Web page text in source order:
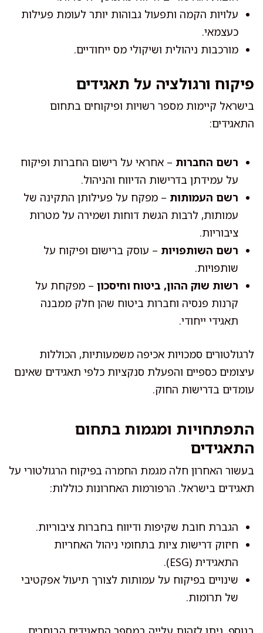
עלויות הקמה ותפעול גבוהות יותר לעומת פעילות
כעצמאי.
מורכבות ניהולית ושיקולי מס ייחודיים.
פיקוח ורגולציה על תאגידים
בישראל קיימות מספר רשויות ופיקוחים בתחום
התאגידים:
רשם החברות – אחראי על רישום החברות ופיקוח
על עמידתן בדרישות הדיווח והניהול.
רשם העמותות – מפקח על פעילותן התקינה של
עמותות, לרבות הגשת דוחות ושמירה על מטרות
ציבוריות.
רשם השותפויות – עוסק ברישום ופיקוח על
שותפויות.
רשות שוק ההון, ביטוח וחיסכון – מפקחת על
קרנות פנסיה וחברות ביטוח שהן חלק ממבנה
תאגידי ייחודי.
לרגולטורים סמכויות אכיפה משמעותיות, הכוללות
עיצומים כספיים והפעלת סנקציות כלפי תאגידים שאינם
עומדים בדרישות החוק.
התפתחויות ומגמות בתחום
התאגידים
בעשור האחרון חלה מגמת החמרה בפיקוח הרגולטורי על
תאגידים בישראל. הרפורמות האחרונות כוללות:
הגברת חובת שקיפות ודיווח בחברות ציבוריות.
חיזוק דרישות ציות בתחומי ניהול האחריות
התאגידית (ESG).
שינויים בפיקוח על עמותות לצורך תיעול אפקטיבי
של תרומות.